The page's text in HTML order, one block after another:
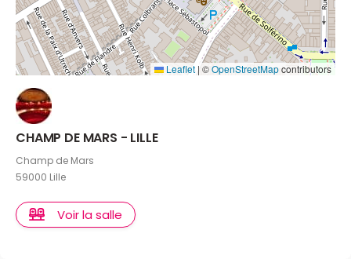
Leaflet | ©OpenStreetMapcontributors
CHAMP DE MARS - LILLE
Champ de Mars
59000 Lille
Voir la salle